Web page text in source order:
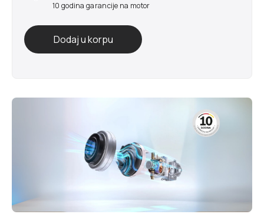
10 godina garancije na motor